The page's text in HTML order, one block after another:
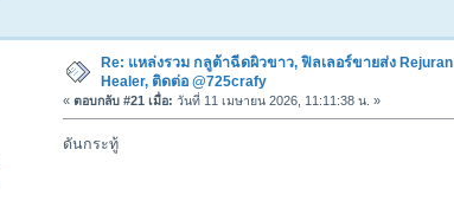
Re: แหล่งรวม กลูต้าฉีดผิวขาว, ฟิลเลอร์ขายส่ง Rejuran
Healer, ติดต่อ @725crafy
« ตอบกลับ #21 เมื่อ: วันที่ 11 เมษายน 2026, 11:11:38 น. »
ดันกระทู้